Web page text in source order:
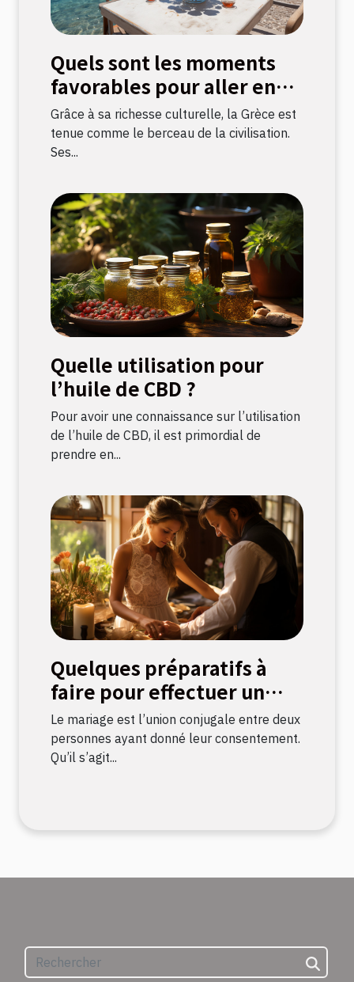
Quels sont les moments
favorables pour aller en
Grèce ?
Grâce à sa richesse culturelle, la Grèce est
tenue comme le berceau de la civilisation.
Ses...
Quelle utilisation pour
l’huile de CBD ?
Pour avoir une connaissance sur l’utilisation
de l’huile de CBD, il est primordial de
prendre en...
Quelques préparatifs à
faire pour effectuer un
mariage civil
Le mariage est l’union conjugale entre deux
personnes ayant donné leur consentement.
Qu’il s’agit...